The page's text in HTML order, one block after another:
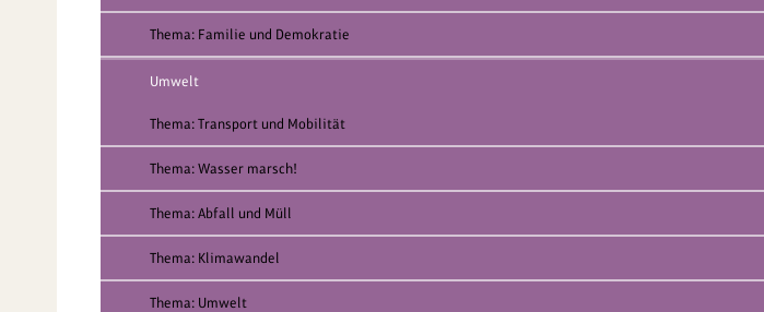
Thema: Familie und Demokratie
Umwelt
Thema: Transport und Mobilität
Thema: Wasser marsch!
Thema: Abfall und Müll
Thema: Klimawandel
Thema: Umwelt